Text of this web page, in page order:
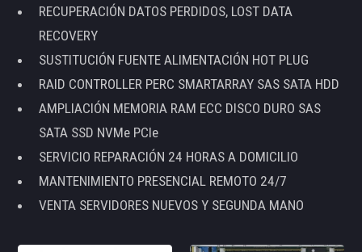
RECUPERACIÓN DATOS PERDIDOS, LOST DATA
RECOVERY
SUSTITUCIÓN FUENTE ALIMENTACIÓN HOT PLUG
RAID CONTROLLER PERC SMARTARRAY SAS SATA HDD
AMPLIACIÓN MEMORIA RAM ECC DISCO DURO SAS
SATA SSD NVMe PCIe
SERVICIO REPARACIÓN 24 HORAS A DOMICILIO
MANTENIMIENTO PRESENCIAL REMOTO 24/7
VENTA SERVIDORES NUEVOS Y SEGUNDA MANO